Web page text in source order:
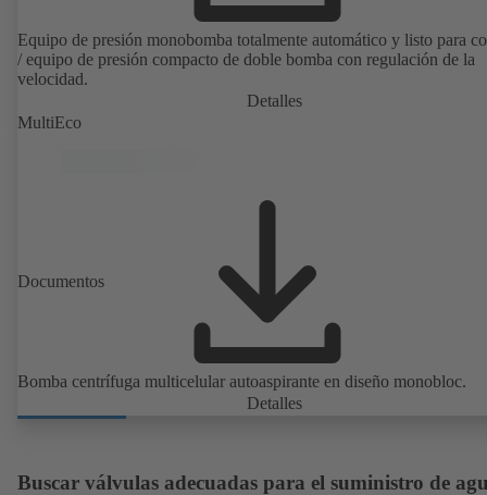
Equipo de presión monobomba totalmente automático y listo para
/ equipo de presión compacto de doble bomba con regulación de la
velocidad.
Detalles
MultiEco
Documentos
Bomba centrífuga multicelular autoaspirante en diseño monobloc.
Detalles
Buscar válvulas adecuadas para el suministro de